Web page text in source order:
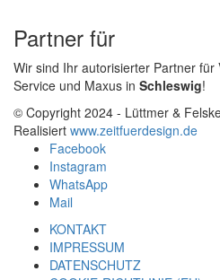
Partner für
Wir sind Ihr autorisierter Partner für
Service und Maxus in Schleswig!
© Copyright 2024 - Lüttmer &
Realisiert www.zeitfuerdesign.de
Facebook
Instagram
WhatsApp
Mail
KONTAKT
IMPRESSUM
DATENSCHUTZ